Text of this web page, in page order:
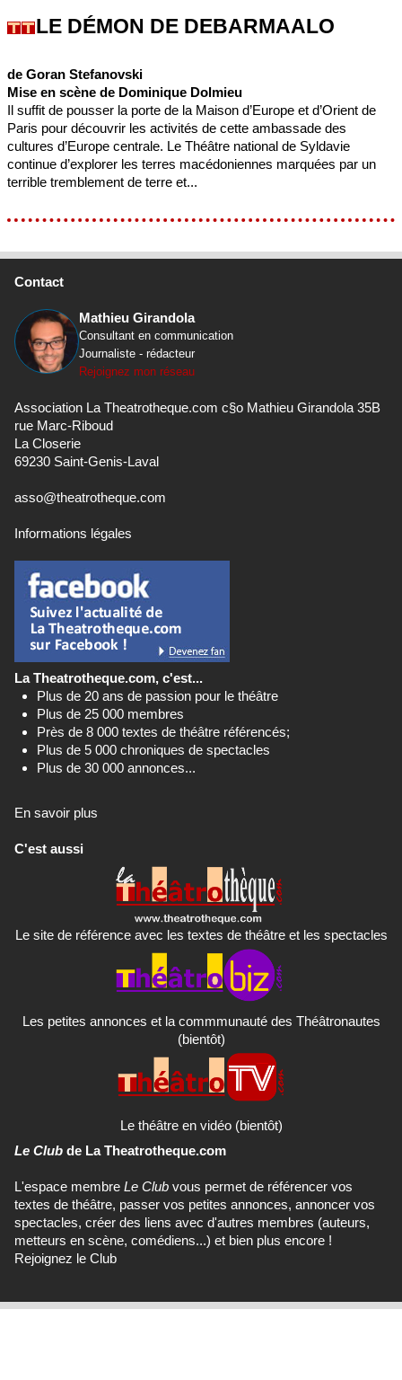
LE DÉMON DE DEBARMAALO
de Goran Stefanovski
Mise en scène de Dominique Dolmieu
Il suffit de pousser la porte de la Maison d’Europe et d’Orient de
Paris pour découvrir les activités de cette ambassade des
cultures d’Europe centrale. Le Théâtre national de Syldavie
continue d’explorer les terres macédoniennes marquées par un
terrible tremblement de terre et...
Contact
Mathieu Girandola
Consultant en communication
Journaliste - rédacteur
Rejoignez mon réseau
Association La Theatrotheque.com c§o Mathieu Girandola 35B
rue Marc-Riboud
La Closerie
69230 Saint-Genis-Laval
asso@theatrotheque.com
Informations légales
La Theatrotheque.com, c'est...
Plus de 20 ans de passion pour le théâtre
Plus de 25 000 membres
Près de 8 000 textes de théâtre référencés;
Plus de 5 000 chroniques de spectacles
Plus de 30 000 annonces...
En savoir plus
C'est aussi
Le site de référence avec les textes de théâtre et les spectacles
Les petites annonces et la commmunauté des Théâtronautes
(bientôt)
Le théâtre en vidéo (bientôt)
Le Club de La Theatrotheque.com
L'espace membre Le Club vous permet de référencer vos
textes de théâtre, passer vos petites annonces, annoncer vos
spectacles, créer des liens avec d'autres membres (auteurs,
metteurs en scène, comédiens...) et bien plus encore !
Rejoignez le Club